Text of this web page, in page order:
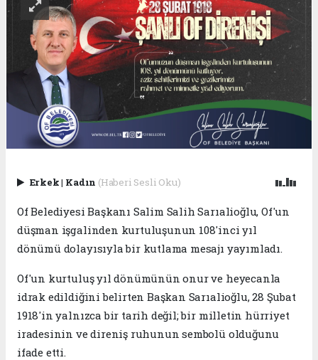
Erkek| Kadın (Haberi Sesli Oku)
Of Belediyesi Başkanı Salim Salih Sarıalioğlu, Of'un
düşman işgalinden kurtuluşunun 108'inci yıl
dönümü dolayısıyla bir kutlama mesajı yayımladı.
Of'un kurtuluş yıl dönümünün onur ve heyecanla
idrak edildiğini belirten Başkan Sarıalioğlu, 28 Şubat
1918'in yalnızca bir tarih değil; bir milletin hürriyet
iradesinin ve direniş ruhunun sembolü olduğunu
ifade etti.